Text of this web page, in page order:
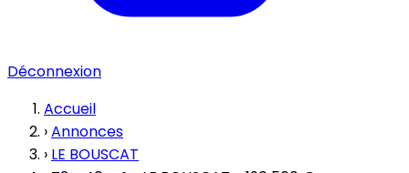
Déconnexion
Accueil
›Annonces
› LE BOUSCAT